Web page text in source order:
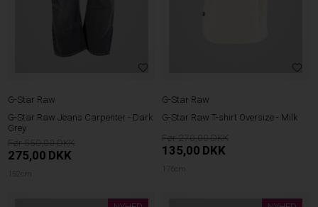
G-Star Raw
G-Star Raw Jeans Carpenter - Dark
Grey
550,00
275,00 DKK
152cm
G-Star Raw
G-Star Raw T-shirt Oversize - Milk
270,00
135,00 DKK
176cm